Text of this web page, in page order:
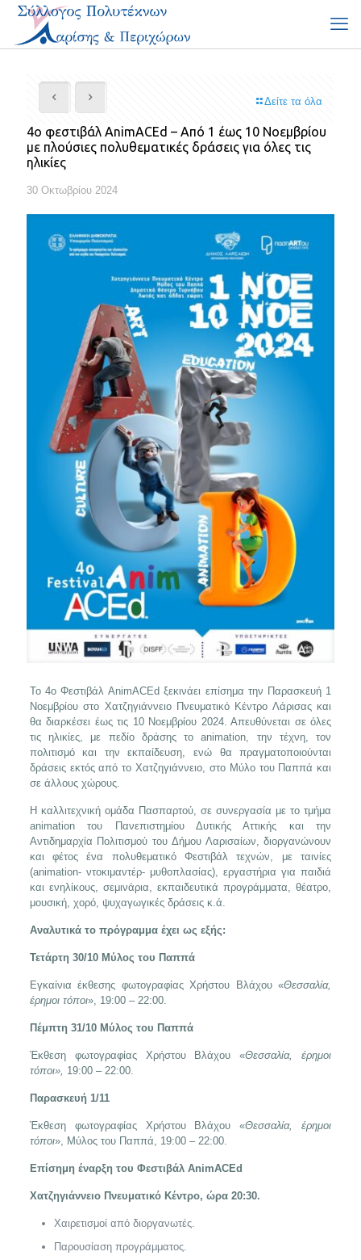
Δείτε τα όλα
4ο φεστιβάλ AnimACEd – Από 1 έως 10 Νοεμβρίου
με πλούσιες πολυθεματικές δράσεις για όλες τις
ηλικίες
30 Οκτωβρίου 2024
Το 4ο Φεστιβάλ AnimACEd ξεκινάει επίσημα την Παρασκευή 1
Νοεμβρίου στο Χατζηγιάννειο Πνευματικό Κέντρο Λάρισας και
θα διαρκέσει έως τις 10 Νοεμβρίου 2024. Απευθύνεται σε όλες
τις ηλικίες, με πεδίο δράσης το animation, την τέχνη, τον
πολιτισμό και την εκπαίδευση, ενώ θα πραγματοποιούνται
δράσεις εκτός από το Χατζηγιάννειο, στο Μύλο του Παππά και
σε άλλους χώρους.
Η καλλιτεχνική ομάδα Πασπαρτού, σε συνεργασία με το τμήμα
animation του Πανεπιστημίου Δυτικής Αττικής και την
Αντιδημαρχία Πολιτισμού του Δήμου Λαρισαίων, διοργανώνουν
και φέτος ένα πολυθεματικό Φεστιβάλ τεχνών, με ταινίες
(animation- ντοκιμαντέρ- μυθοπλασίας), εργαστήρια για παιδιά
και ενηλίκους, σεμινάρια, εκπαιδευτικά προγράμματα, θέατρο,
μουσική, χορό, ψυχαγωγικές δράσεις κ.ά.
Αναλυτικά το πρόγραμμα έχει ως εξής:
Τετάρτη 30/10 Μύλος του Παππά
Εγκαίνια έκθεσης φωτογραφίας Χρήστου Βλάχου «Θεσσαλία,
έρημοι τόποι», 19:00 – 22:00.
Πέμπτη 31/10 Μύλος του Παππά
Έκθεση φωτογραφίας Χρήστου Βλάχου «Θεσσαλία, έρημοι
τόποι», 19:00 – 22:00.
Παρασκευή 1/11
Έκθεση φωτογραφίας Χρήστου Βλάχου «Θεσσαλία, έρημοι
τόποι», Μύλος του Παππά, 19:00 – 22:00.
Επίσημη έναρξη του Φεστιβάλ AnimACEd
Χατζηγιάννειο Πνευματικό Κέντρο, ώρα 20:30.
Χαιρετισμοί από διοργανωτές.
Παρουσίαση προγράμματος.